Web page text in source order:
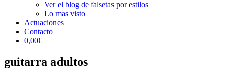
Ver el blog de falsetas por estilos
Lo mas visto
Actuaciones
Contacto
0,00€
guitarra adultos